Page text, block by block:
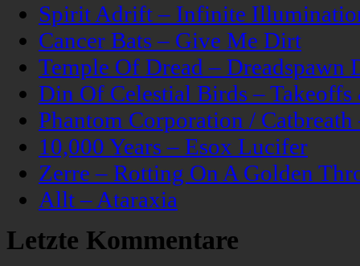
Spirit Adrift – Infinite
Cancer Bats – Give Me Dirt
Temple Of Dread – Dreadspawn
Din Of Celestial Birds –
Phantom Corporation /
10,000 Years – Esox Lucifer
Zerre – Rotting On A Golden
Allt – Ataraxia
Letzte Kommentare